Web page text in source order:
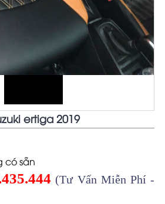
ertiga 2019
có sẵn
(Tư Vấn Miễn Phí -